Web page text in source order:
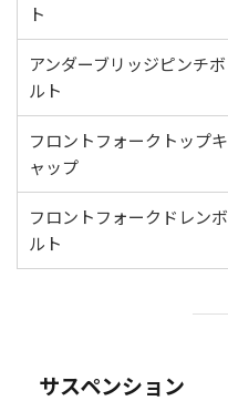
ト
アンダーブリッジピンチボ
ルト
フロントフォークトップキ
ャップ
フロントフォークドレンボ
ルト
サスペンション